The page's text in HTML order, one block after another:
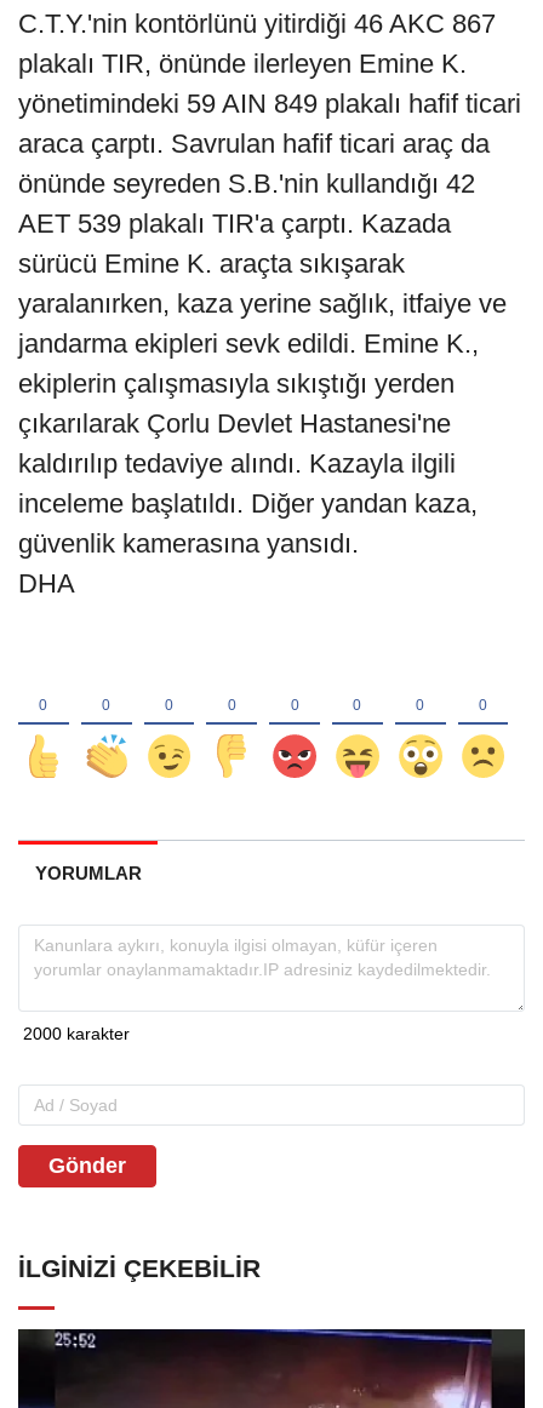
C.T.Y.'nin kontörlünü yitirdiği 46 AKC 867
plakalı TIR, önünde ilerleyen Emine K.
yönetimindeki 59 AIN 849 plakalı hafif ticari
araca çarptı. Savrulan hafif ticari araç da
önünde seyreden S.B.'nin kullandığı 42
AET 539 plakalı TIR'a çarptı. Kazada
sürücü Emine K. araçta sıkışarak
yaralanırken, kaza yerine sağlık, itfaiye ve
jandarma ekipleri sevk edildi. Emine K.,
ekiplerin çalışmasıyla sıkıştığı yerden
çıkarılarak Çorlu Devlet Hastanesi'ne
kaldırılıp tedaviye alındı. Kazayla ilgili
inceleme başlatıldı. Diğer yandan kaza,
güvenlik kamerasına yansıdı.
DHA
YORUMLAR
Gönder
İLGINIZI ÇEKEBILIR